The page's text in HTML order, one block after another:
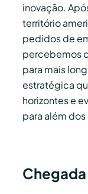
inovação.
território
pedidos de
percebemos
para mais
estratégica
horizontes e
para além